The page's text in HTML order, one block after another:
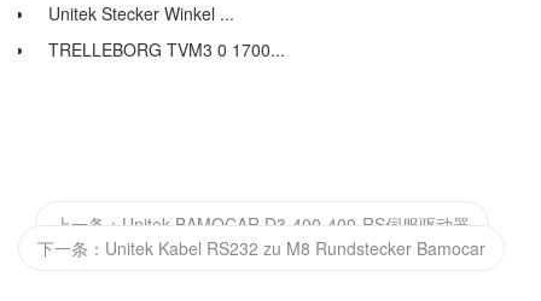
Unitek Stecker Winkel ...
TRELLEBORG TVM3 0 1700...
上一条：Unitek BAMOCAR D3-400-400-RS伺服驱动器
下一条：Unitek Kabel RS232 zu M8 Rundstecker Bamocar